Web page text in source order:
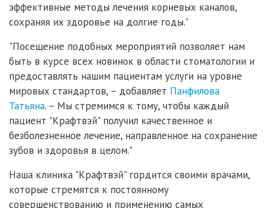
эффективные методы лечения корневых каналов,
сохраняя их здоровье на долгие годы."
"Посещение подобных мероприятий позволяет нам
быть в курсе всех новинок в области стоматологии и
предоставлять нашим пациентам услуги на уровне
мировых стандартов, – добавляет Панфилова
Татьяна. – Мы стремимся к тому, чтобы каждый
пациент "Крафтвэй" получил качественное и
безболезненное лечение, направленное на сохранение
зубов и здоровья в целом."
Наша клиника "Крафтвэй" гордится своими врачами,
которые стремятся к постоянному
совершенствованию и применению самых